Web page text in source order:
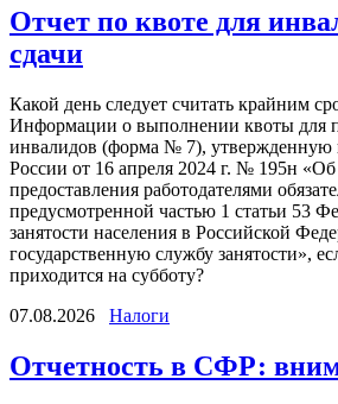
Отчет по квоте для
сдачи
Какой день следует считать крайним
Информации о выполнении квоты для
инвалидов (форма № 7), утвержденную
России от 16 апреля 2024 г. № 195н
предоставления работодателями
предусмотренной частью 1 статьи 53
занятости населения в Российской
государственную службу занятости»,
приходится на субботу?
07.08.2026
Налоги
Отчетность в СФР: